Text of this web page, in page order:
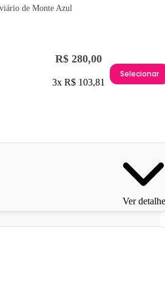
de Monte Azul
R$ 280,00
3x R$ 103,81
Selecionar
Ver